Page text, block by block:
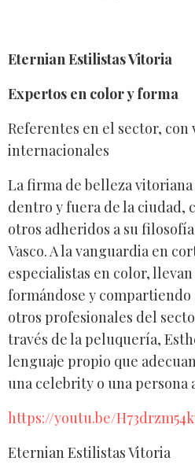
Eternian Estilistas Vitoria
Expertos en color y forma
Referentes en el sector, con
internacionales
La firma de belleza vitoriana
dentro y fuera de la ciudad,
otros adheridos a su
Vasco. A la vanguardia en
especialistas en color,
formándose y compartiendo
otros profesionales del
través de la peluquería,
lenguaje propio que
una celebrity o una persona
https://youtu.be/
Eternian Estilistas Vitoria